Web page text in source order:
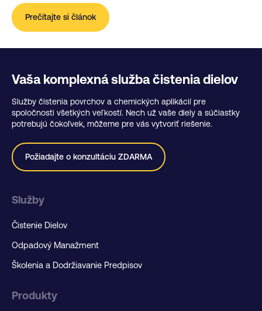
Prečítajte si článok
Vaša komplexná služba čistenia dielov
Služby čistenia povrchov a chemických aplikácií pre
spoločnosti všetkých veľkostí. Nech už vaše diely a súčiastky
potrebujú čokoľvek, môžeme pre vás vytvoriť riešenie.
Požiadajte o konzultáciu ZDARMA
Služby
Čistenie Dielov
Odpadový Manažment
Školenia a Dodržiavanie Predpisov
Produkty